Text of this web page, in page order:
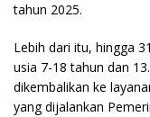
tahun 2025.
Lebih dari itu, hingga
usia 7-18 tahun dan
dikembalikan ke
yang dijalankan